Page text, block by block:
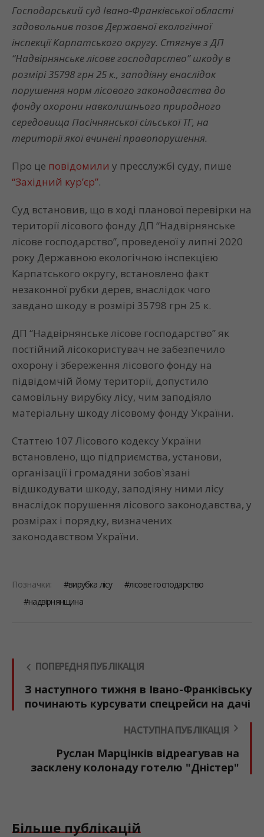
Господарський суд Івано-Франківської області
задовольнив позов Державної екологічної
інспекції Карпатського округу. Cтягнув з ДП
“Надвірнянське лісове господарство” шкоду в
розмірі 35798 грн 25 к., заподіяну внаслідок
порушення норм лісового законодавства до
фонду охорони навколишнього природного
середовища Пасічнянської сільської ТГ, на
території якої вчинені правопорушення.
Про це повідомили у пресслужбі суду, пише
“Західний кур’єр”.
Суд встановив, що в ході планової перевірки на
території лісового фонду ДП “Надвірнянське
лісове господарство”, проведеної у липні 2020
року Державною екологічною інспекцією
Карпатського округу, встановлено факт
незаконної рубки дерев, внаслідок чого
завдано шкоду в розмірі 35798 грн 25 к.
ДП “Надвірнянське лісове господарство” як
постійний лісокористувач не забезпечило
охорону і збереження лісового фонду на
підвідомчій йому території, допустило
самовільну вирубку лісу, чим заподіяло
матеріальну шкоду лісовому фонду України.
Статтею 107 Лісового кодексу України
встановлено, що підприємства, установи,
організації і громадяни зобов`язані
відшкодувати шкоду, заподіяну ними лісу
внаслідок порушення лісового законодавства, у
розмірах і порядку, визначених
законодавством України.
Позначки: вирубка лісу
лісове господарство
надвірнянщина
ПОПЕРЕДНЯ ПУБЛІКАЦІЯ
З наступного тижня в Івано-Франківську
починають курсувати спецрейси на дачі
НАСТУПНА ПУБЛІКАЦІЯ
Руслан Марцінків відреагував на
засклену колонаду готелю "Дністер"
Більше публікацій